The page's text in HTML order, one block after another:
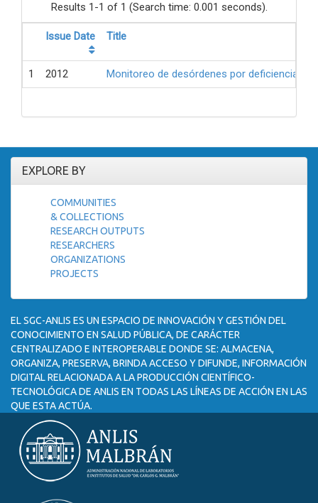
Results 1-1 of 1 (Search time: 0.001 seconds).
Issue Date Title
1 2012 Monitoreo de desórdenes por deficiencia
EXPLORE BY
COMMUNITIES
& COLLECTIONS
RESEARCH OUTPUTS
RESEARCHERS
ORGANIZATIONS
PROJECTS
EL SGC-ANLIS ES UN ESPACIO DE INNOVACIÓN Y GESTIÓN DEL
CONOCIMIENTO EN SALUD PÚBLICA, DE CARÁCTER
CENTRALIZADO E INTEROPERABLE DONDE SE: ALMACENA,
ORGANIZA, PRESERVA, BRINDA ACCESO Y DIFUNDE, INFORMACIÓN
DIGITAL RELACIONADA A LA PRODUCCIÓN CIENTÍFICO-
TECNOLÓGICA DE ANLIS EN TODAS LAS LÍNEAS DE ACCIÓN EN LAS
QUE ESTA ACTÚA.